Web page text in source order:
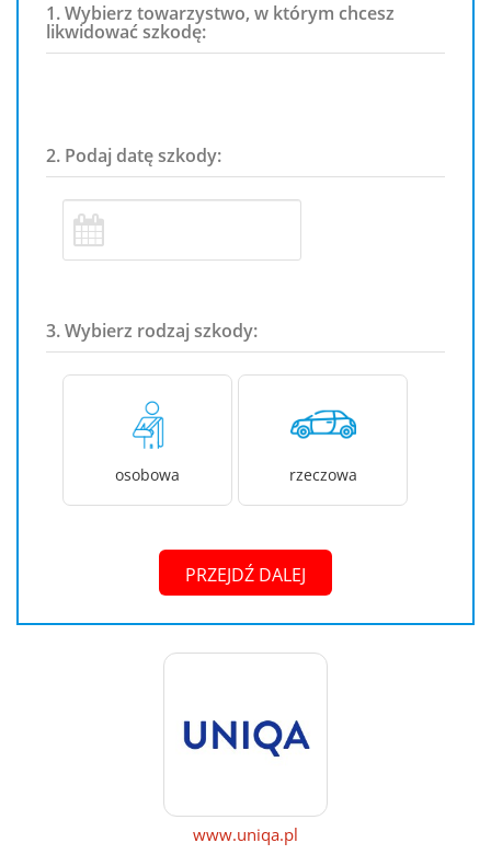
1. Wybierz towarzystwo, w którym chcesz
likwidować szkodę:
2. Podaj datę szkody:
3. Wybierz rodzaj szkody:
osobowa rzeczowa
PRZEJDŹ DALEJ
www.uniqa.pl